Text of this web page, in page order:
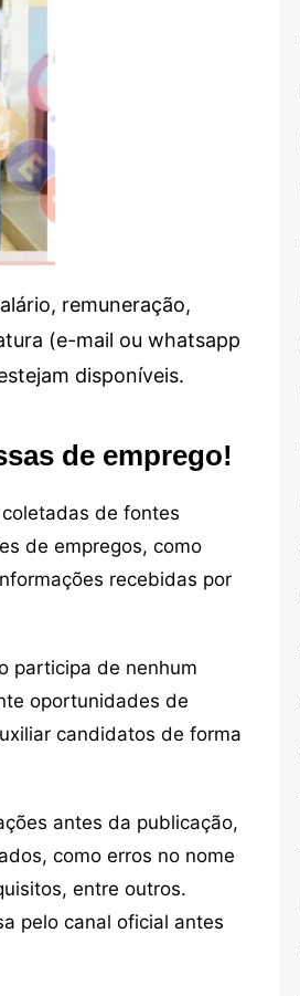
remuneração,
(e-mail ou whatsapp
disponíveis.
de emprego!
de fontes
de empregos, como
recebidas por
participa de nenhum
oportunidades de
candidatos de forma
antes da publicação,
como erros no nome
entre outros.
pelo canal oficial antes